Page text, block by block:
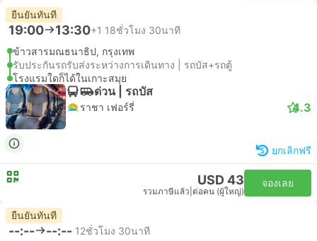
ยืนยันทันที
19:00 13:30+1 18ชั่วโมง 30นาที
ข้าวสารมณธนาธิป, กรุงเทพ
รับประกันรถรับส่งระหว่างการเดินทาง | รถบัส+รถตู้
โรงแรมใดก็ได้ในเกาะสมุย
ด่วน | รถบัส
ราชา เฟอร์รี่ 4.3
ยกเลิกฟรี
USD 43
รวมภาษีแล้ว ต่อคน (ผู้ใหญ่)
จองเลย
ยืนยันทันที
--:-- --:-- 12ชั่วโมง 30นาที